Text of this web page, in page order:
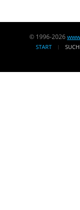
© 1996-2026
START